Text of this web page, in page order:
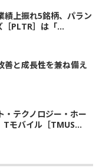
績上振れ5銘柄、パラン
［PLTR］は「...
善と成長性を兼ね備え
・テクノロジー・ホー
Tモバイル［TMUS...